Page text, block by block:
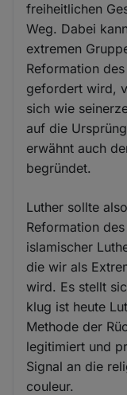
freiheitlichen
Weg. Dabei
extremen
Reformation
gefordert wird,
sich wie
auf die
erwähnt auch
begründet.
Luther sollte
Reformation
islamischer
die wir als
wird. Es stellt
klug ist heute
Methode der
legitimiert und
Signal an die
couleur.